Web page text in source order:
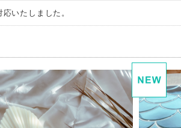
いたしました。